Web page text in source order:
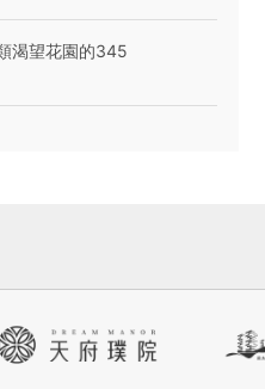
渴望花園的345